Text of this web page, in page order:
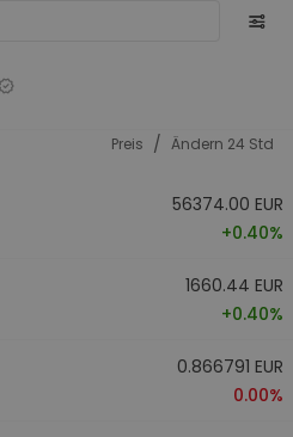
Preis / Ändern 24 Std
56374.00 EUR
+0.40%
1660.44 EUR
+0.40%
0.866791 EUR
0.00%